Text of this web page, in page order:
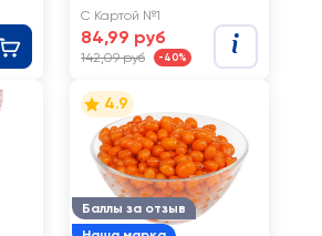
яблоко, с соком
яблока и
эстрагоном
С Картой №1
84,99 руб
142,09 руб -40%
Баллы за отзыв
4.9